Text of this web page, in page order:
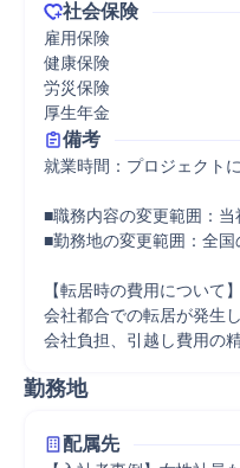
社会保険
雇用保険
健康保険
労災保険
厚生年金
備考
就業時間：プロジェクト
■職務内容の変更範囲：当
■勤務地の変更範囲：全
【転居時の費用について】
会社都合での転居が発生
会社負担、引越し費用の
勤務地
配属先